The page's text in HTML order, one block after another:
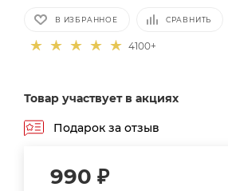
В ИЗБРАННОЕ СРАВНИТЬ
4100+
Товар участвует в акциях
Подарок за отзыв
990 ₽